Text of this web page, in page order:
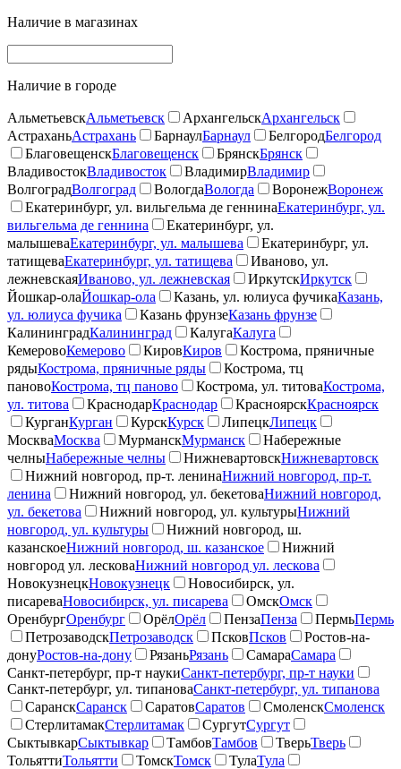
Наличие в магазинах
Наличие в городе
АльметьевскАльметьевск АрхангельскАрхангельск
АстраханьАстрахань БарнаулБарнаул БелгородБелгород
БлаговещенскБлаговещенск БрянскБрянск
ВладивостокВладивосток ВладимирВладимир
ВолгоградВолгоград ВологдаВологда ВоронежВоронеж
Екатеринбург, ул. вильгельма де геннинаЕкатеринбург, ул.
вильгельма де геннина
Екатеринбург, ул.
малышеваЕкатеринбург, ул. малышева
Екатеринбург, ул.
татищеваЕкатеринбург, ул. татищева
Иваново, ул.
лежневскаяИваново, ул. лежневская ИркутскИркутск
Йошкар-олаЙошкар-ола Казань, ул. юлиуса фучикаКазань,
ул. юлиуса фучика
Казань фрунзеКазань фрунзе
КалининградКалининград КалугаКалуга
КемеровоКемерово КировКиров
Кострома, пряничные
рядыКострома, пряничные ряды
Кострома, тц
пановоКострома, тц паново Кострома, ул. титоваКострома,
ул. титова
КраснодарКраснодар КрасноярскКрасноярск
КурганКурган КурскКурск ЛипецкЛипецк
МоскваМосква МурманскМурманск
Набережные
челныНабережные челны НижневартовскНижневартовск
Нижний новгород, пр-т. ленинаНижний новгород, пр-т.
ленина
Нижний новгород, ул. бекетоваНижний новгород,
ул. бекетова
Нижний новгород, ул. культурыНижний
новгород, ул. культуры
Нижний новгород, ш.
казанскоеНижний новгород, ш. казанское
Нижний
новгород ул. лесковаНижний новгород ул. лескова
НовокузнецкНовокузнецк
Новосибирск, ул.
писареваНовосибирск, ул. писарева ОмскОмск
ОренбургОренбург ОрёлОрёл ПензаПенза ПермьПермь
ПетрозаводскПетрозаводск ПсковПсков
Ростов-на-
донуРостов-на-дону РязаньРязань СамараСамара
Санкт-петербург, пр-т наукиСанкт-петербург, пр-т науки
Санкт-петербург, ул. типановаСанкт-петербург, ул. типанова
СаранскСаранск СаратовСаратов СмоленскСмоленск
СтерлитамакСтерлитамак СургутСургут
СыктывкарСыктывкар ТамбовТамбов ТверьТверь
ТольяттиТольятти ТомскТомск ТулаТула